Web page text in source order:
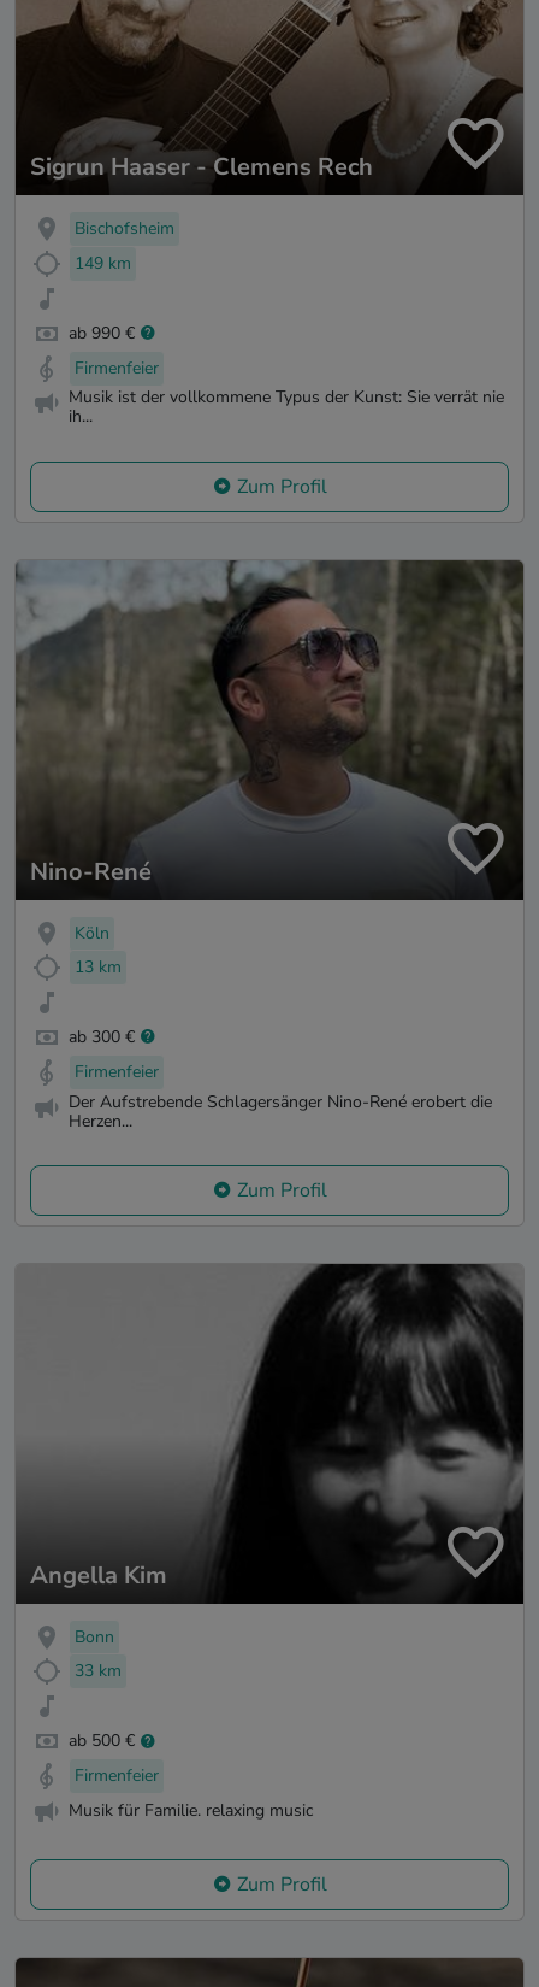
Sigrun Haaser - Clemens Rech
Bischofsheim
149 km
ab 990 €
Firmenfeier
Musik ist der vollkommene Typus der Kunst: Sie verrät nie
ih...
Zum Profil
Nino-René
Köln
13 km
ab 300 €
Firmenfeier
Der Aufstrebende Schlagersänger Nino-René erobert die
Herzen...
Zum Profil
Angella Kim
Bonn
33 km
ab 500 €
Firmenfeier
Musik für Familie. relaxing music
Zum Profil